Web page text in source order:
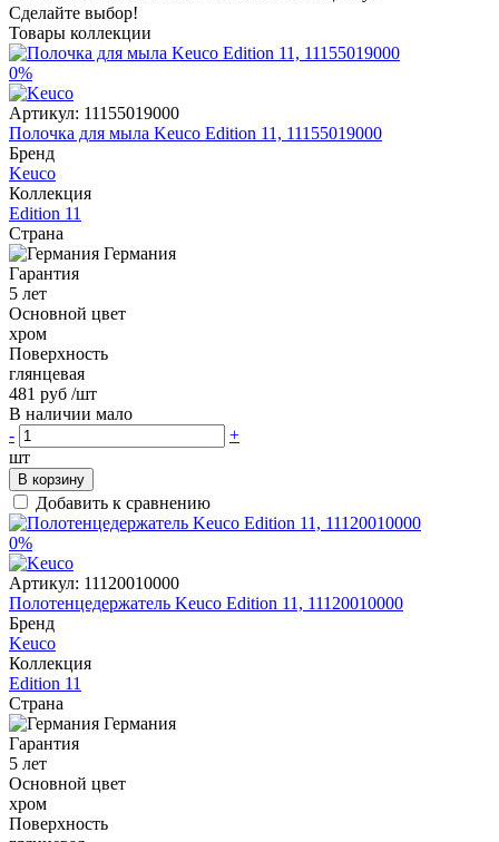
Сделайте выбор!
Товары коллекции
0%
Артикул: 11155019000
Полочка для мыла Keuco Edition 11, 11155019000
Бренд
Keuco
Коллекция
Edition 11
Страна
Германия
Гарантия
5 лет
Основной цвет
хром
Поверхность
глянцевая
481 руб /шт
В наличии мало
-
+
шт
В корзину
Добавить к сравнению
0%
Артикул: 11120010000
Полотенцедержатель Keuco Edition 11, 11120010000
Бренд
Keuco
Коллекция
Edition 11
Страна
Германия
Гарантия
5 лет
Основной цвет
хром
Поверхность